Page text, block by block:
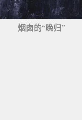
烟囱的“晚归”